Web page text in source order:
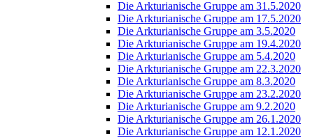
Die Arkturianische Gruppe am 31.5.2020
Die Arkturianische Gruppe am 17.5.2020
Die Arkturianische Gruppe am 3.5.2020
Die Arkturianische Gruppe am 19.4.2020
Die Arkturianische Gruppe am 5.4.2020
Die Arkturianische Gruppe am 22.3.2020
Die Arkturianische Gruppe am 8.3.2020
Die Arkturianische Gruppe am 23.2.2020
Die Arkturianische Gruppe am 9.2.2020
Die Arkturianische Gruppe am 26.1.2020
Die Arkturianische Gruppe am 12.1.2020